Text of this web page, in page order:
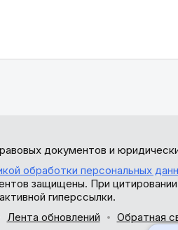
документов и
обработки персональных
защищены. При
гиперссылки.
Лента обновлений Обратная